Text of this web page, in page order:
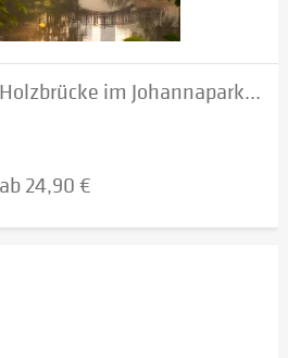
im Johannapark...
ab 24,90 €